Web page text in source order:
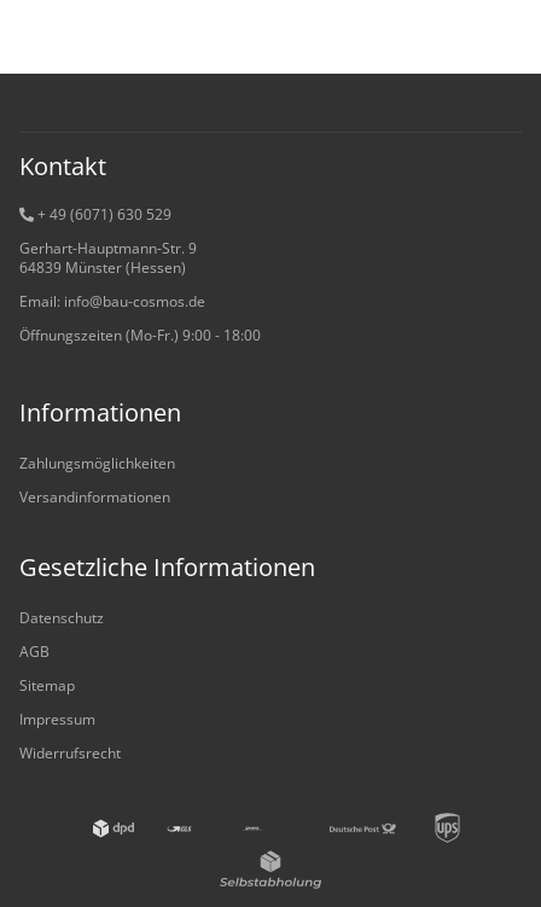
Kontakt
+ 49 (6071) 630 529
Gerhart-Hauptmann-Str. 9
64839 Münster (Hessen)
Email: info@bau-cosmos.de
Öffnungszeiten (Mo-Fr.) 9:00 - 18:00
Informationen
Zahlungsmöglichkeiten
Versandinformationen
Gesetzliche Informationen
Datenschutz
AGB
Sitemap
Impressum
Widerrufsrecht